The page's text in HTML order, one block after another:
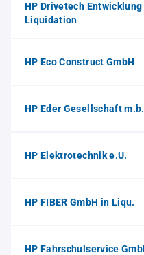
HP Drivetech
Liquidation
HP Eco Construct GmbH
HP Eder Gesellschaft
HP Elektrotechnik e.U.
HP FIBER GmbH in Liqu.
HP Fahrschulservice